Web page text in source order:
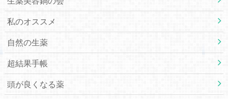
私のオススメ
自然の生薬
超結果手帳
頭が良くなる薬